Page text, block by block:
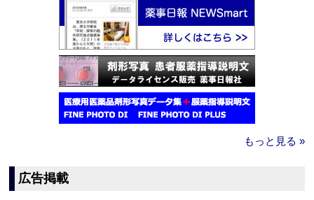
もっと見る »
広告掲載